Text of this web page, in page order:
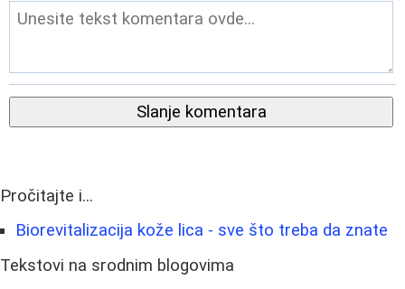
Slanje komentara
Pročitajte i...
Biorevitalizacija kože lica - sve što treba da znate
Tekstovi na srodnim blogovima